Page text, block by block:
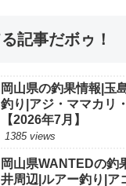
記事だボゥ！
岡山県の釣果情報|玉
釣り|アジ・ママカリ
【2026年7月】
1385 views
岡山県WANTEDの釣
井周辺|ルアー釣り|ア